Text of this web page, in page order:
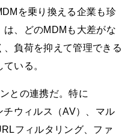
を乗り換える企業も珍
は、どのMDMも大差がな
負荷を抑えて管理できる
いる。
との連携だ。特に
ウィルス（AV）、マル
フィルタリング、ファ